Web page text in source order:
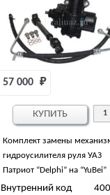
Комплект замены
гидроусилителя руля УАЗ
Патриот “Delphi” на “YuBei”
57 000 ₽
Внутренний код
КУПИТЬ